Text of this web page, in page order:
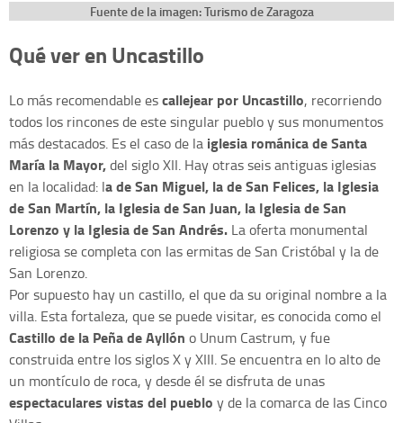
Fuente de la imagen: Turismo de Zaragoza
Qué ver en Uncastillo
Lo más recomendable escallejear por Uncastillo, recorriendo
todos los rincones de este singular pueblo y sus monumentos
más destacados. Es el caso de la iglesia románica de Santa
María la Mayor,del siglo XII. Hay otras seis antiguas iglesias
en la localidad: la de San Miguel, la de San Felices, la Iglesia
de San Martín, la Iglesia de San Juan, la Iglesia de San
Lorenzo y la Iglesia de San Andrés. La oferta monumental
religiosa se completa con las ermitas de San Cristóbal y la de
San Lorenzo.
Por supuesto hay un castillo, el que da su original nombre a la
villa. Esta fortaleza, que se puede visitar, es conocida como el
Castillo de la Peña de Ayllón o Unum Castrum, y fue
construida entre los siglos X y XIII. Se encuentra en lo alto de
un montículo de roca, y desde él se disfruta de unas
espectaculares vistas del pueblo y de la comarca de las Cinco